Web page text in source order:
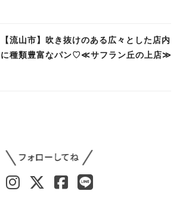
【流山市】吹き抜けのある広々とした店内
に種類豊富なパン♡≪サフラン丘の上店≫